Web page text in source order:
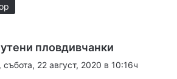
пловдивчанки
а
събота, 22 август, 2020 в 10:16ч